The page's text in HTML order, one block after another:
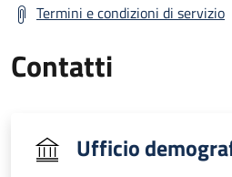
Termini e condizioni di servizio
Contatti
Ufficio